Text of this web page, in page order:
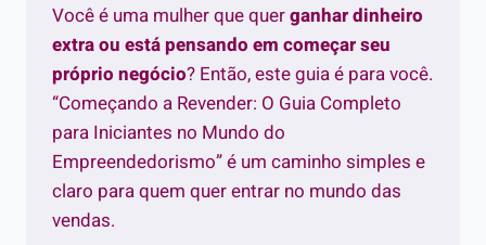
Você é uma mulher que querganhar dinheiro
extra ou está pensando em começar seu
próprio negócio? Então, este guia é para você.
“Começando a Revender: O Guia Completo
para Iniciantes no Mundo do
Empreendedorismo” é um caminho simples e
claro para quem quer entrar no mundo das
vendas.